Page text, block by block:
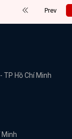
Prev
TP Hồ Chí Minh
Minh